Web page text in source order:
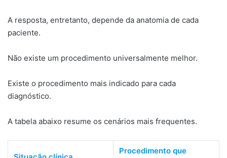
A resposta, entretanto, depende da anatomia de cada
paciente.
Não existe um procedimento universalmente melhor.
Existe o procedimento mais indicado para cada
diagnóstico.
A tabela abaixo resume os cenários mais frequentes.
Procedimento que